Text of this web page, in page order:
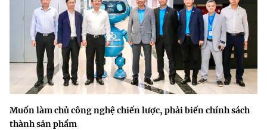
Muốn làm chủ công nghệ chiến lược, phải biến chính sách
thành sản phẩm